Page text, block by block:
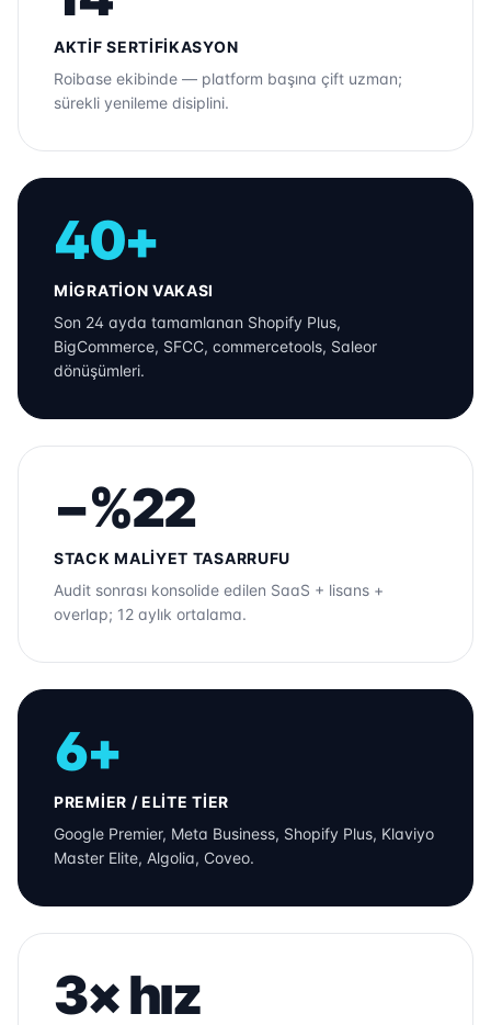
AKTIF SERTIFIKASYON
Roibase ekibinde — platform başına çift uzman;
sürekli yenileme disiplini.
40+
MIGRATION VAKASI
Son 24 ayda tamamlanan Shopify Plus,
BigCommerce, SFCC, commercetools, Saleor
dönüşümleri.
−%22
STACK MALIYET TASARRUFU
Audit sonrası konsolide edilen SaaS + lisans +
overlap; 12 aylık ortalama.
6+
PREMIER / ELITE TIER
Google Premier, Meta Business, Shopify Plus, Klaviyo
Master Elite, Algolia, Coveo.
3× hız